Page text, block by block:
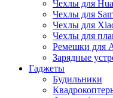
Чехлы для
Чехлы для
Чехлы для
Чехлы для
Ремешки для
Зарядные
Гаджеты
Будильники